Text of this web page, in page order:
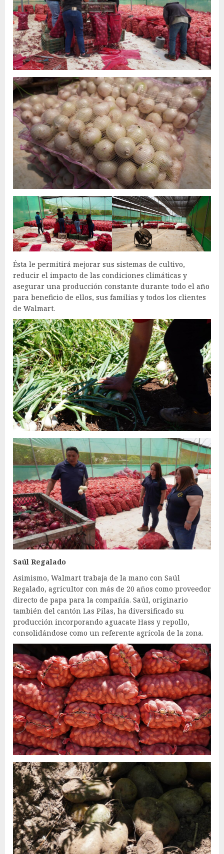
Ésta le permitirá mejorar sus sistemas de cultivo,
reducir el impacto de las condiciones climáticas y
asegurar una producción constante durante todo el año
para beneficio de ellos, sus familias y todos los clientes
de Walmart.
Saúl Regalado
Asimismo, Walmart trabaja de la mano con Saúl
Regalado, agricultor con más de 20 años como proveedor
directo de papa para la compañía. Saúl, originario
también del cantón Las Pilas, ha diversificado su
producción incorporando aguacate Hass y repollo,
consolidándose como un referente agrícola de la zona.